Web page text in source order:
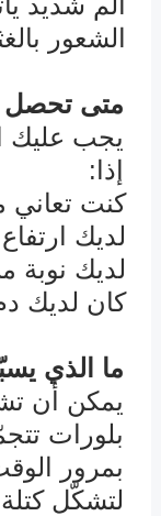
الشعور
متى تحصل
يجب عليك
إذا:
كنت تعاني
لديك
لديك نوبة
كان لديك
ما الذي
يمكن أن
بلورات
بمرور
لتشكّل